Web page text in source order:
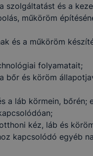
szolgáltatást és a
műköröm
és a műköröm
folyamatait;
bőr és köröm
a láb körmein, bőrén;
kéz, láb és
kapcsolódó egyéb